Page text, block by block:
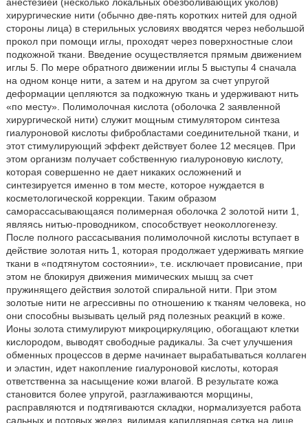
хирургические нити (обычно две-пять коротких нитей для одной
стороны лица) в стерильных условиях вводятся через небольшой
прокол при помощи иглы, проходят через поверхностные слои
подкожной ткани. Введение осуществляется прямым движением
иглы 5. По мере обратного движении иглы 5 выступы 4 сначала
на одном конце нити, а затем и на другом за счет упругой
деформации цепляются за подкожную ткань и удерживают нить
«по месту». Полимолочная кислота (оболочка 2 заявленной
хирургической нити) служит мощным стимулятором синтеза
гиалуроновой кислоты фибробластами соединительной ткани, и
этот стимулирующий эффект действует более 12 месяцев. При
этом организм получает собственную гиалуроновую кислоту,
которая совершенно не дает никаких осложнений и
синтезируется именно в том месте, которое нуждается в
косметологической коррекции. Таким образом
саморассасывающаяся полимерная оболочка 2 золотой нити 1,
являясь нитью-проводником, способствует неоколлогенезу.
После полного рассасывания полимолочной кислоты вступает в
действие золотая нить 1, которая продолжает удерживать мягкие
ткани в «подтянутом состоянии», т.е. исключает провисание, при
этом не блокируя движения мимических мышц за счет
пружинящего действия золотой спиральной нити. При этом
золотые нити не агрессивны по отношению к тканям человека, но
они способны вызывать целый ряд полезных реакций в коже.
Ионы золота стимулируют микроциркуляцию, обогащают клетки
кислородом, выводят свободные радикалы. За счет улучшения
обменных процессов в дерме начинает вырабатываться коллаген
и эластин, идет накопление гиалуроновой кислоты, которая
ответственна за насыщение кожи влагой. В результате кожа
становится более упругой, разглаживаются морщины,
расправляются и подтягиваются складки, нормализуется работа
сальных и потовых желез, видимая капиллярная сетка на лице